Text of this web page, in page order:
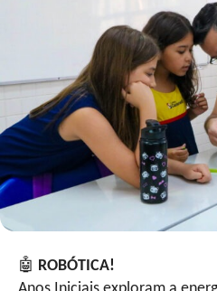
🤖 ROBÓTICA!